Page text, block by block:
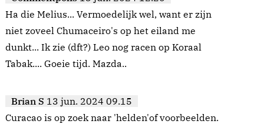
Ha die Melius... Vermoedelijk wel, want er zijn
niet zoveel Chumaceiro's op het eiland me
dunkt... Ik zie (dft?) Leo nog racen op Koraal
Tabak.... Goeie tijd. Mazda..
Brian S 13 jun. 2024 09.15
Curacao is op zoek naar 'helden'of voorbeelden.